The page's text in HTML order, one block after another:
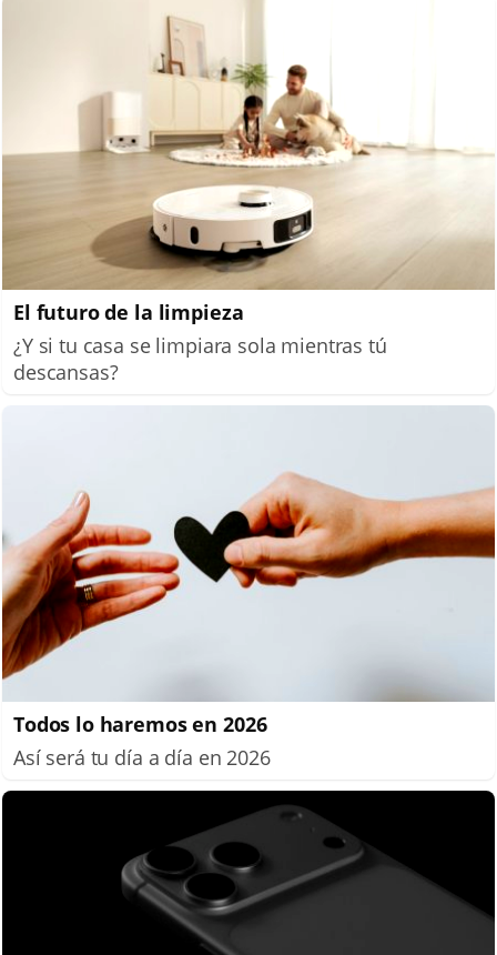
El futuro de la limpieza
¿Y si tu casa se limpiara sola mientras tú
descansas?
Todos lo haremos en 2026
Así será tu día a día en 2026